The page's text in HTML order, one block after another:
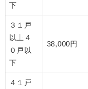
下
３１戸
以上４
０戸以
下
38,000円
４１戸